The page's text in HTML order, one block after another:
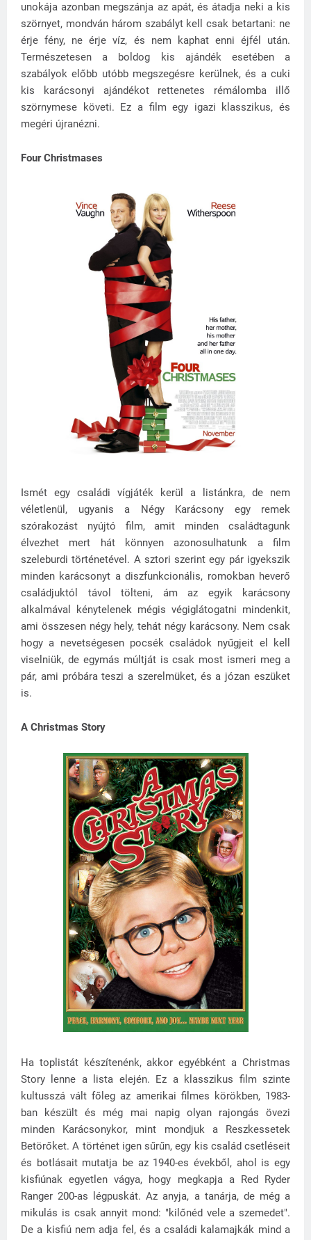
unokája azonban megszánja az apát, és átadja neki a kis
szörnyet, mondván három szabályt kell csak betartani: ne
érje fény, ne érje víz, és nem kaphat enni éjfél után.
Természetesen a boldog kis ajándék esetében a
szabályok előbb utóbb megszegésre kerülnek, és a cuki
kis karácsonyi ajándékot rettenetes rémálomba illő
szörnymese követi. Ez a film egy igazi klasszikus, és
megéri újranézni.
Four Christmases
Ismét egy családi vígjáték kerül a listánkra, de nem
véletlenül, ugyanis a Négy Karácsony egy remek
szórakozást nyújtó film, amit minden családtagunk
élvezhet mert hát könnyen azonosulhatunk a film
szeleburdi történetével. A sztori szerint egy pár igyekszik
minden karácsonyt a diszfunkcionális, romokban heverő
családjuktól távol tölteni, ám az egyik karácsony
alkalmával kénytelenek mégis végiglátogatni mindenkit,
ami összesen négy hely, tehát négy karácsony. Nem csak
hogy a nevetségesen pocsék családok nyűgjeit el kell
viselniük, de egymás múltját is csak most ismeri meg a
pár, ami próbára teszi a szerelmüket, és a józan eszüket
is.
A Christmas Story
Ha toplistát készítenénk, akkor egyébként a Christmas
Story lenne a lista elején. Ez a klasszikus film szinte
kultusszá vált főleg az amerikai filmes körökben, 1983-
ban készült és még mai napig olyan rajongás övezi
minden Karácsonykor, mint mondjuk a Reszkessetek
Betörőket. A történet igen sűrűn, egy kis család csetléseit
és botlásait mutatja be az 1940-es évekből, ahol is egy
kisfiúnak egyetlen vágya, hogy megkapja a Red Ryder
Ranger 200-as légpuskát. Az anyja, a tanárja, de még a
mikulás is csak annyit mond: "kilőnéd vele a szemedet".
De a kisfiú nem adja fel, és a családi kalamajkák mind a